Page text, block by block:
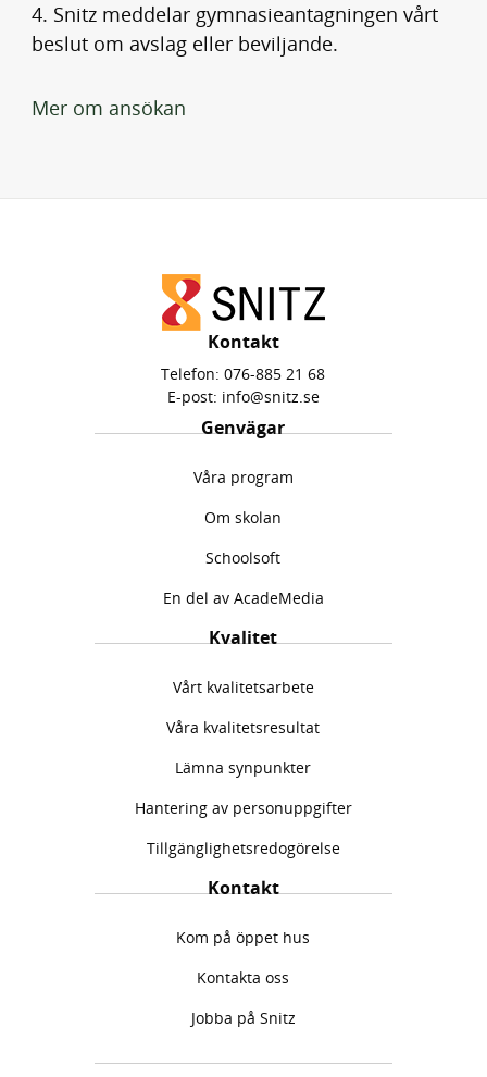
f
ö
s
r
4. Snitz meddelar gymnasieantagningen vårt
beslut om avslag eller beviljande.
Mer om ansökan
Kontakt
Telefon:076-885 21 68
E-post: info@snitz.se
Genvägar
Våra program
Om skolan
Schoolsoft
En del av AcadeMedia
Kvalitet
Vårt kvalitetsarbete
Våra kvalitetsresultat
Lämna synpunkter
Hantering av personuppgifter
Tillgänglighetsredogörelse
Kontakt
Kom på öppet hus
Kontakta oss
Jobba på Snitz